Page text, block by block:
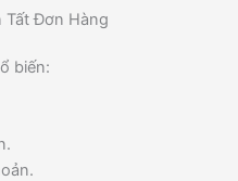
Tất Đơn Hàng
biến: